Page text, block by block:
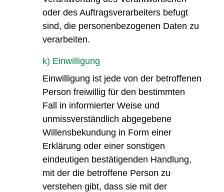
oder des Auftragsverarbeiters befugt
sind, die personenbezogenen Daten zu
verarbeiten.
k) Einwilligung
Einwilligung ist jede von der betroffenen
Person freiwillig für den bestimmten
Fall in informierter Weise und
unmissverständlich abgegebene
Willensbekundung in Form einer
Erklärung oder einer sonstigen
eindeutigen bestätigenden Handlung,
mit der die betroffene Person zu
verstehen gibt, dass sie mit der